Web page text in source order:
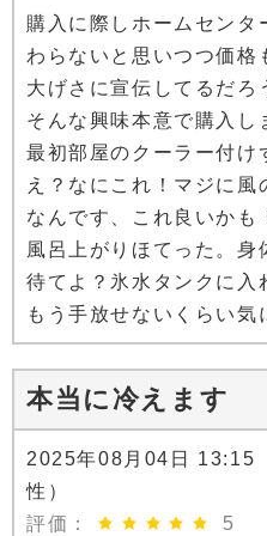
購入に際しホームセンタ
わらないと思いつつ価格
大げさに宣伝してるだろ
そんな興味本意で購入し
最初部屋のクーラー付け
え？なにこれ！マジに
なんです、これ良いかも
風呂上がりほてった。身
待てよ？氷水タンクに入
もう手放せないくらい気
本当に冷えます
2025年08月04日
性）
評価：
5